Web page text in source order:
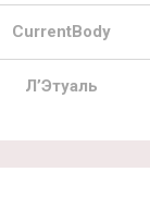
CurrentBody
Л’Этуаль